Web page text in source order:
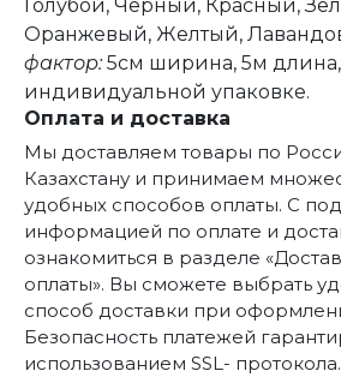
Голубой, Черный, Красный,
Оранжевый, Желтый,
фактор: 5см ширина, 5м
индивидуальной упаковке.
Оплата и доставка
Мы доставляем товары по
Казахстану и принимаем
удобных способов оплаты. С
информацией по оплате и
ознакомиться в разделе
оплаты». Вы сможете выбрать
способ доставки при
Безопасность платежей
использованием SSL-